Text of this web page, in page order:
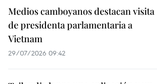
Medios camboyanos destacan visita
de presidenta parlamentaria a
Vietnam
29/07/2026 09:42